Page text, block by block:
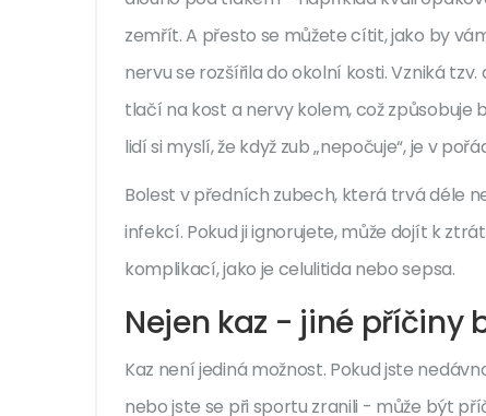
zemřít. A přesto se můžete cítit, jako by
nervu se rozšířila do okolní kosti. Vzniká
tlačí na kost a nervy kolem, což způsobuje
lidí si myslí, že když zub „nepočuje“, je v
Bolest v předních zubech, která trvá déle
infekcí. Pokud ji ignorujete, může dojít k
komplikací, jako je celulitida nebo sepsa.
Nejen kaz - jiné příčiny
Kaz není jediná možnost. Pokud jste
nebo jste se při sportu zranili - může být